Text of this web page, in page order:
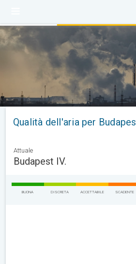
Qualità dell'aria per
Attuale
Budapest IV.
BUONA DISCRETA ACCETTABILE SCADENTE